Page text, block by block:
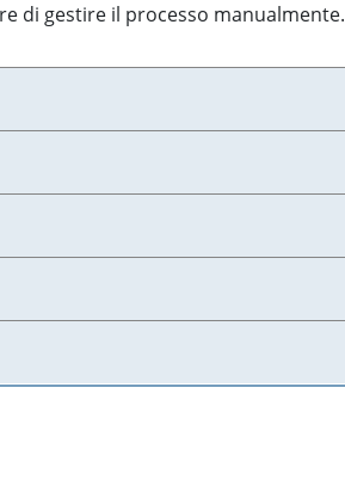
di gestire il processo manualmente.